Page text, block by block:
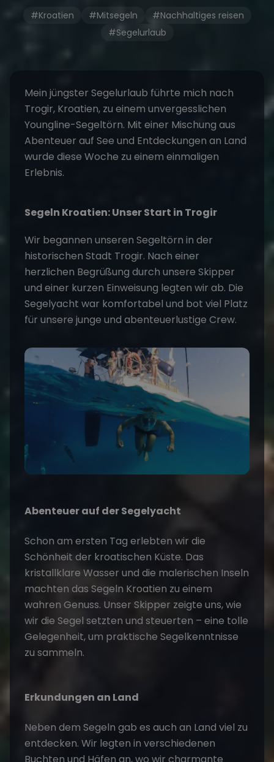
#Kroatien #Mitsegeln
#Nachhaltiges reisen
#Segelurlaub
Mein jüngster Segelurlaub führte mich nach
Trogir, Kroatien, zu einem unvergesslichen
Youngline-Segeltörn. Mit einer Mischung aus
Abenteuer auf See und Entdeckungen an Land
wurde diese Woche zu einem einmaligen
Erlebnis.
Segeln Kroatien: Unser Start in Trogir
Wir begannen unseren Segeltörn in der
historischen Stadt Trogir. Nach einer
herzlichen Begrüßung durch unsere Skipper
und einer kurzen Einweisung legten wir ab. Die
Segelyacht war komfortabel und bot viel Platz
für unsere junge und abenteuerlustige Crew.
Abenteuer auf der Segelyacht
Schon am ersten Tag erlebten wir die
Schönheit der kroatischen Küste. Das
kristallklare Wasser und die malerischen Inseln
machten das Segeln Kroatien zu einem
wahren Genuss. Unser Skipper zeigte uns, wie
wir die Segel setzten und steuerten – eine tolle
Gelegenheit, um praktische Segelkenntnisse
zu sammeln.
Erkundungen an Land
Neben dem Segeln gab es auch an Land viel zu
entdecken. Wir legten in verschiedenen